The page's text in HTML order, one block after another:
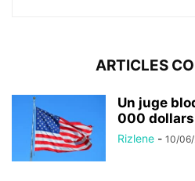
ARTICLES
Un juge
000
Rizlene - 10/